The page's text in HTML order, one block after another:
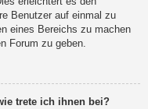
Benutzer auf einmal zu
eines Bereichs zu machen
Forum zu geben.
trete ich ihnen bei?